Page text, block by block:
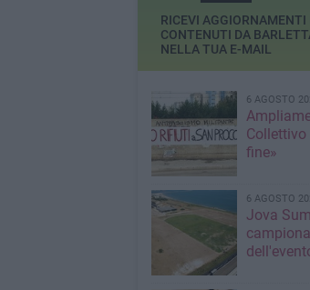
RICEVI AGGIORNAMENTI
CONTENUTI DA
NELLA TUA E-MAIL
6 AGOSTO
Collettivo
fine»
6 AGOSTO
Jova